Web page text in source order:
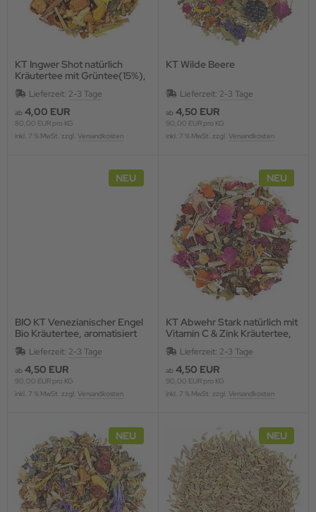
KT Ingwer Shot natürlich
Kräutertee mit Grüntee(15%),
aromatisiert
Lieferzeit: 2-3 Tage
ab 4,00 EUR
80,00 EUR pro KG
inkl. 7 % MwSt. zzgl. Versandkosten
KT Wilde Beere
Lieferzeit: 2-3 Tage
ab 4,50 EUR
90,00 EUR pro KG
inkl. 7 % MwSt. zzgl. Versandkosten
NEU
BIO KT Venezianischer Engel
Bio Kräutertee, aromatisiert
DE-ÖKO-006
Lieferzeit: 2-3 Tage
ab 4,50 EUR
90,00 EUR pro KG
inkl. 7 % MwSt. zzgl. Versandkosten
NEU
KT Abwehr Stark natürlich mit
Vitamin C & Zink Kräutertee,
aromatisiert
Lieferzeit: 2-3 Tage
ab 4,50 EUR
90,00 EUR pro KG
inkl. 7 % MwSt. zzgl. Versandkosten
NEU NEU